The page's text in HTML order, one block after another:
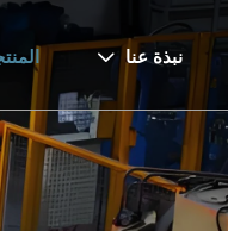
نبذة عنا 